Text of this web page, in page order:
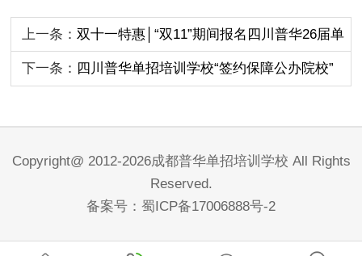
上一条：双十一特惠│“双11”期间报名四川普华26届单
招培训享学费优惠活动！
下一条： 四川普华单招培训学校“签约保障公办院校”
Copyright@ 2012-2026成都普华单招培训学校 All Rights
Reserved.
备案号： 蜀ICP备17006888号-2